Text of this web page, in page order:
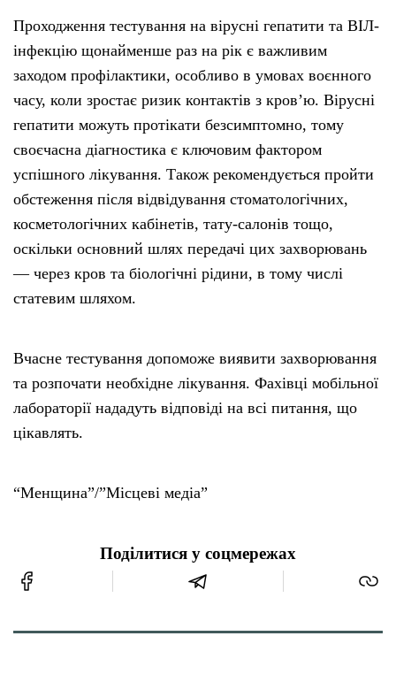
Проходження тестування на вірусні гепатити та ВІЛ-
інфекцію щонайменше раз на рік є важливим
заходом профілактики, особливо в умовах воєнного
часу, коли зростає ризик контактів з кров’ю. Вірусні
гепатити можуть протікати безсимптомно, тому
своєчасна діагностика є ключовим фактором
успішного лікування. Також рекомендується пройти
обстеження після відвідування стоматологічних,
косметологічних кабінетів, тату-салонів тощо,
оскільки основний шлях передачі цих захворювань
— через кров та біологічні рідини, в тому числі
статевим шляхом.
Вчасне тестування допоможе виявити захворювання
та розпочати необхідне лікування. Фахівці мобільної
лабораторії нададуть відповіді на всі питання, що
цікавлять.
“Менщина”/”Місцеві медіа”
Поділитися у соцмережах